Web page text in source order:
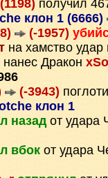
(1198) получил
клон 1 (6666)
(-1957)
на хамство
нанес Дракон
(-3943)
клон 1
назадот удара
вбок от удара